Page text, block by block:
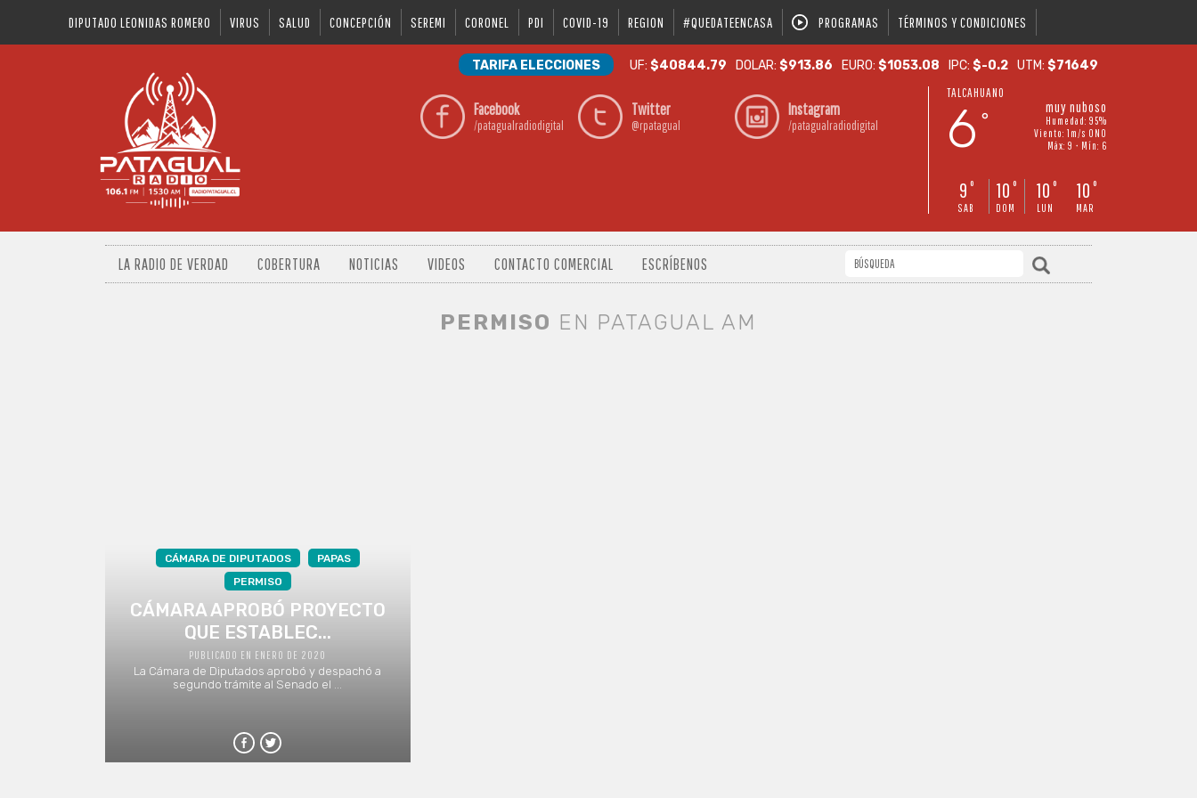
DIPUTADO LEONIDAS ROMERO VIRUS SALUD CONCEPCIÓN SEREMI CORONEL PDI COVID-19 REGION #QUEDATEENCASA PROGRAMAS TÉRMINOS Y CONDICIONES
TARIFA ELECCIONES UF:$40844.79 DOLAR:$913.86 EURO:$1053.08 IPC:$-0.2 UTM:$71649
Facebook
/patagualradiodigital
Twitter
@rpatagual
Instagram
/patagualradiodigital
TALCAHUANO
6 °
muy nuboso
Humedad: 95%
Viento: 1m/s ONO
Máx: 9 • Mín: 6
9 °
SAB
10 °
DOM
10 °
LUN
10 °
MAR
LA RADIO DE VERDAD COBERTURA NOTICIAS VIDEOS CONTACTO COMERCIAL ESCRÍBENOS
PERMISO EN PATAGUAL AM
CÁMARA DE DIPUTADOS
PAPAS
PERMISO
CÁMARA APROBÓ PROYECTO
QUE ESTABLEC...
PUBLICADO EN ENERO DE 2020
La Cámara de Diputados aprobó y despachó a
segundo trámite al Senado el ...